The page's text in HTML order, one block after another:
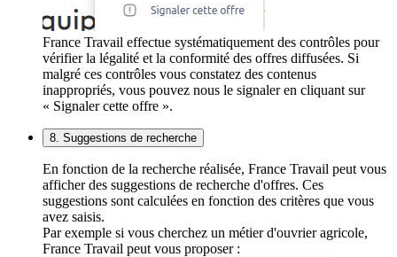
France Travail effectue systématiquement des contrôles pour
vérifier la légalité et la conformité des offres diffusées. Si
malgré ces contrôles vous constatez des contenus
inappropriés, vous pouvez nous le signaler en cliquant sur
« Signaler cette offre ».
8. Suggestions de recherche
En fonction de la recherche réalisée, France Travail peut vous
afficher des suggestions de recherche d'offres. Ces
suggestions sont calculées en fonction des critères que vous
avez saisis.
Par exemple si vous cherchez un métier d'ouvrier agricole,
France Travail peut vous proposer :